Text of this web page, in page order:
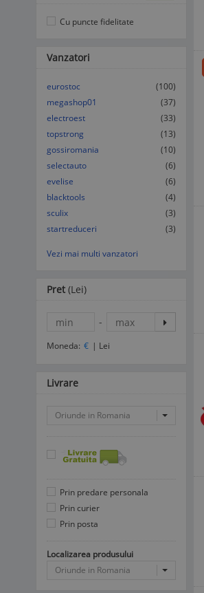
Cu puncte fidelitate
Vanzatori
eurostoc
(100)
megashop01
(37)
electroest
(33)
topstrong
(13)
gossiromania
(10)
selectauto
(6)
evelise
(6)
blacktools
(4)
sculix
(3)
startreduceri
(3)
Vezi mai multi vanzatori
Pret (Lei)
-
Moneda: € | Lei
Livrare
Oriunde in Romania
Prin predare personala
Prin curier
Prin posta
Localizarea produsului
Oriunde in Romania